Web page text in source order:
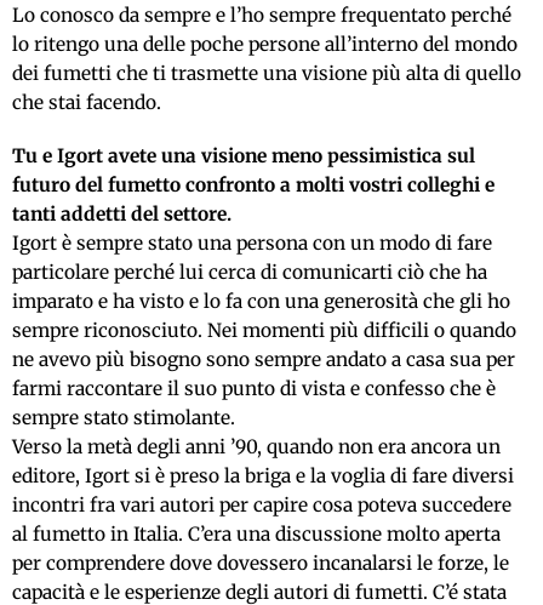
Lo conosco da sempre e l’ho sempre frequentato perché
lo ritengo una delle poche persone all’interno del mondo
dei fumetti che ti trasmette una visione più alta di quello
che stai facendo.
Tu e Igort avete una visione meno pessimistica sul
futuro del fumetto confronto a molti vostri colleghi e
tanti addetti del settore.
Igort è sempre stato una persona con un modo di fare
particolare perché lui cerca di comunicarti ciò che ha
imparato e ha visto e lo fa con una generosità che gli ho
sempre riconosciuto. Nei momenti più difficili o quando
ne avevo più bisogno sono sempre andato a casa sua per
farmi raccontare il suo punto di vista e confesso che è
sempre stato stimolante.
Verso la metà degli anni ’90, quando non era ancora un
editore, Igort si è preso la briga e la voglia di fare diversi
incontri fra vari autori per capire cosa poteva succedere
al fumetto in Italia. C’era una discussione molto aperta
per comprendere dove dovessero incanalarsi le forze, le
capacità e le esperienze degli autori di fumetti. C’é stata